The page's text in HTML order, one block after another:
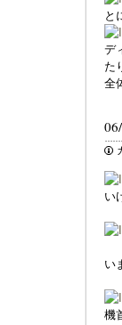
と
デ
た
全
い
い
機